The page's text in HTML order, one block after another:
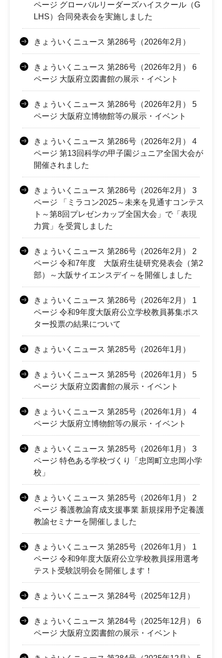
ページ グローバルリーダーズハイスクール（G
LHS）合同発表会を実施しました
きょういくニュース 第286号（2026年2月）
きょういくニュース 第286号（2026年2月） 6
ページ 大阪府立図書館の展示・イベント
きょういくニュース 第286号（2026年2月） 5
ページ 大阪府立博物館等の展示・イベント
きょういくニュース 第286号（2026年2月） 4
ページ 第13回科学の甲子園ジュニア全国大会が
開催されました
きょういくニュース 第286号（2026年2月） 3
ページ 「ミラコン2025～未来を見通すコンテス
ト～第8回プレゼンカップ全国大会」で「表現
力賞」を受賞しました
きょういくニュース 第286号（2026年2月） 2
ページ 令和7年度 大阪府生徒研究発表会（第2
部）～大阪サイエンスデイ～を開催しました
きょういくニュース 第286号（2026年2月） 1
ページ 令和9年度大阪府公立学校教員募集ポス
ター投票の結果について
きょういくニュース 第285号（2026年1月）
きょういくニュース 第285号（2026年1月） 5
ページ 大阪府立図書館の展示・イベント
きょういくニュース 第285号（2026年1月） 4
ページ 大阪府立博物館等の展示・イベント
きょういくニュース 第285号（2026年1月） 3
ページ 特色ある学校づくり「忠岡町立忠岡小学
校」
きょういくニュース 第285号（2026年1月） 2
ページ 養護教諭育成支援事業 新規採用予定養護
教諭セミナーを開催しました
きょういくニュース 第285号（2026年1月） 1
ページ 令和9年度大阪府公立学校教員採用選考
テスト受験説明会を開催します！
きょういくニュース 第284号（2025年12月）
きょういくニュース 第284号（2025年12月） 6
ページ 大阪府立図書館の展示・イベント